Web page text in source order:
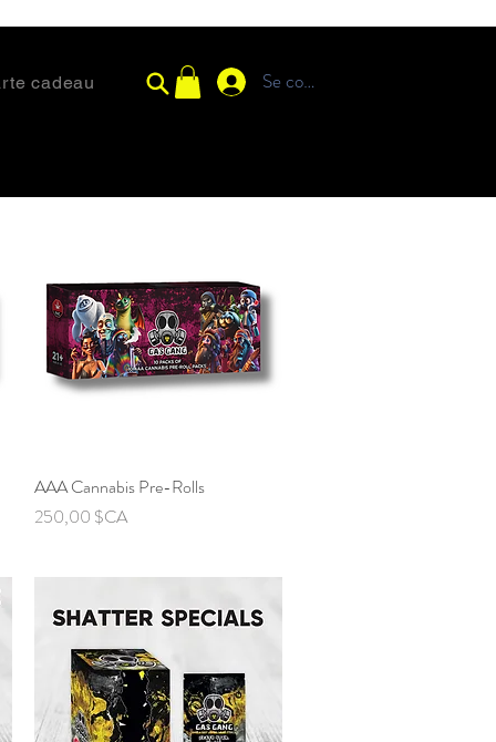
cadeau
Se connecter
Aperçu rapide
AAA Cannabis Pre-Rolls
Prix
250,00 $CA